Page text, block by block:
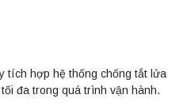
tích hợp hệ thống chống tắt lửa
đa trong quá trình vận hành.